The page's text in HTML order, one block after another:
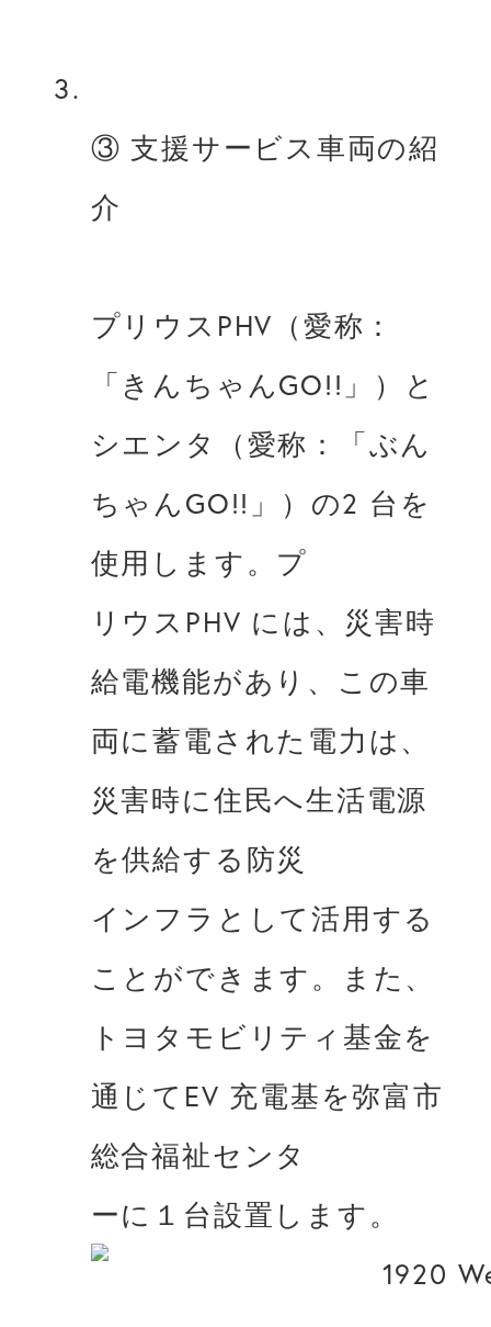
③ ⽀援サービス⾞両の紹
介
プリウスPHV（愛称：
「きんちゃんGO!!」）と
シエンタ（愛称：「ぶん
ちゃんGO!!」）の2 台を
使⽤します。プ
リウスPHV には、災害時
給電機能があり、この⾞
両に蓄電された電⼒は、
災害時に住⺠へ⽣活電源
を供給する防災
インフラとして活⽤する
ことができます。また、
トヨタモビリティ基⾦を
通じてEV 充電基を弥富市
総合福祉センタ